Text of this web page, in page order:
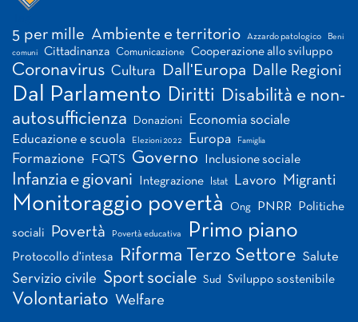
5 per mille Ambiente e territorio Azzardo patologico Beni
comuni Cittadinanza Comunicazione Cooperazione allo sviluppo
Coronavirus Cultura Dall'Europa Dalle Regioni
Dal Parlamento Diritti
Disabilità e non-
autosufficienza
Donazioni Economia sociale
Educazione e scuola Elezioni 2022 Europa Famiglia
Formazione FQTS Governo Inclusione sociale
Infanzia e giovani Integrazione Istat Lavoro Migranti
Monitoraggio povertà Ong PNRR Politiche
sociali Povertà Povertà educativa Primo piano
Protocollo d'intesa Riforma Terzo Settore Salute
Servizio civile Sport sociale Sud Sviluppo sostenibile
Volontariato Welfare